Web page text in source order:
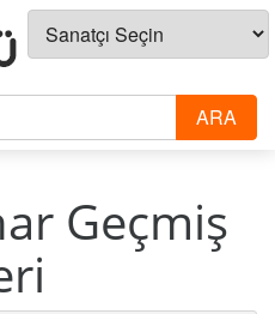
Geçmiş